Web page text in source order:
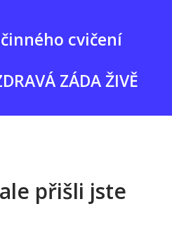
cvičení
ZÁDA ŽIVĚ
přišli jste